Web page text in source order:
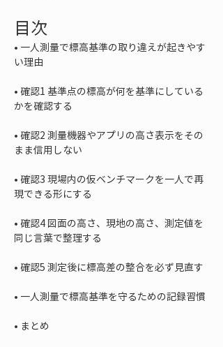
目次
• 一人測量で標高基準の取り違えが起きやす
• 確認1 基準点の標高が何を基準にしている
• 確認2 測量機器やアプリの高さ表示をその
• 確認3 現場内の仮ベンチマークを一人で再
• 確認4 図面の高さ、現地の高さ、測定値を
•
•
• まとめ